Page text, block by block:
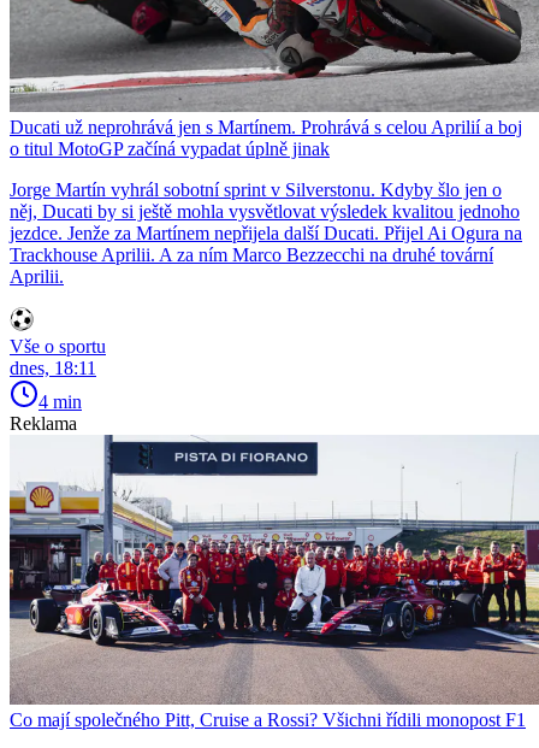
Ducati už neprohrává jen s Martínem. Prohrává s celou Aprilií a boj
o titul MotoGP začíná vypadat úplně jinak
Jorge Martín vyhrál sobotní sprint v Silverstonu. Kdyby šlo jen o
něj, Ducati by si ještě mohla vysvětlovat výsledek kvalitou jednoho
jezdce. Jenže za Martínem nepřijela další Ducati. Přijel Ai Ogura na
Trackhouse Aprilii. A za ním Marco Bezzecchi na druhé tovární
Aprilii.
Vše o sportu
dnes, 18:11
4 min
Reklama
Co mají společného Pitt, Cruise a Rossi? Všichni řídili monopost F1